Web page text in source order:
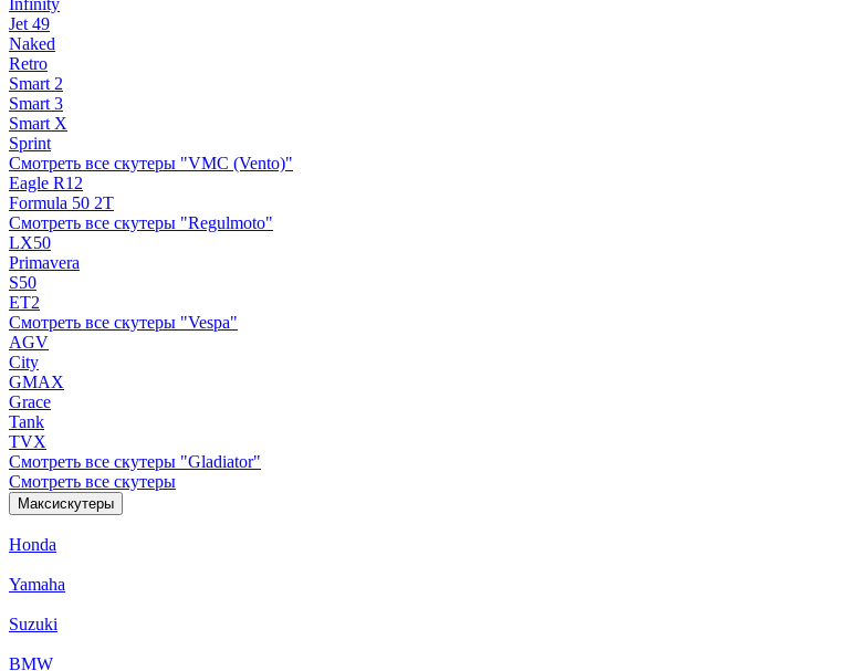
Infinity
Jet 49
Naked
Retro
Smart 2
Smart 3
Smart X
Sprint
Смотреть все скутеры "VMC (Vento)"
Eagle R12
Formula 50 2Т
Смотреть все скутеры "Regulmoto"
LX50
Primavera
S50
ET2
Смотреть все скутеры "Vespa"
AGV
City
GMAX
Grace
Tank
TVX
Смотреть все скутеры "Gladiator"
Смотреть все скутеры
Максискутеры
Honda
Yamaha
Suzuki
BMW